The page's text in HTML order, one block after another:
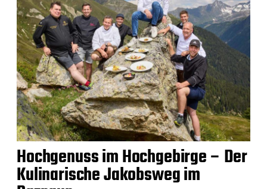
Hochgenuss im Hochgebirge – Der
Kulinarische Jakobsweg im